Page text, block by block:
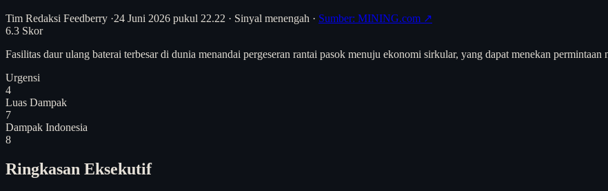
Tim Redaksi Feedberry ·24 Juni 2026 pukul 22.22 · Sinyal menengah · Sumber: MINING.com ↗
6.3 Skor
Fasilitas daur ulang baterai terbesar di dunia menandai pergeseran rantai pasok menuju ekonomi sirkular, yang dapat menekan
Urgensi
4
Luas Dampak
7
Dampak Indonesia
8
Ringkasan Eksekutif